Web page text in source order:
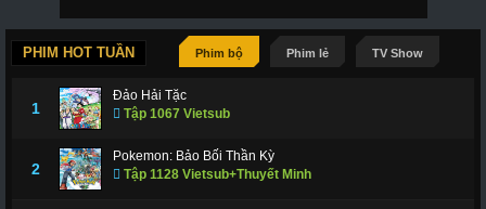
PHIM HOT TUẦN Phim bộ Phim lẻ TV Show
1
Đảo Hải Tặc
Tập 1067 Vietsub
2
Pokemon: Bảo Bối Thần Kỳ
Tập 1128 Vietsub+Thuyết Minh